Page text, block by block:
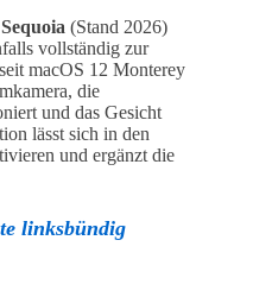
(Stand 2026)
vollständig zur
macOS 12 Monterey
die
und das Gesicht
lässt sich in den
und ergänzt die
linksbündig